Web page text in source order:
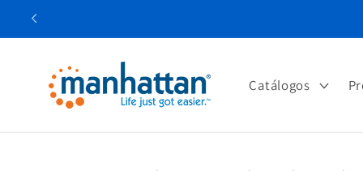
directamente
al contenido
Catálogos